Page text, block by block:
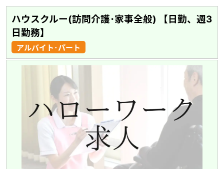
ハウスクルー(訪問介護･家事全般) 【日勤、週3
日勤務】
アルバイト･パート